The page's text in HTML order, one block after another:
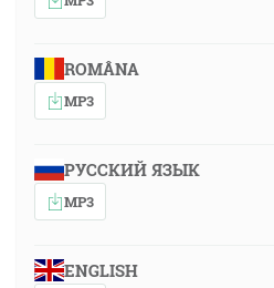
ROMÂNA
MP3
РУССКИЙ ЯЗЫК
MP3
ENGLISH